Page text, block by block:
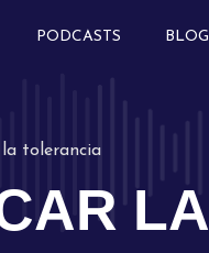
PODCASTS BLOG
tolerancia
LA